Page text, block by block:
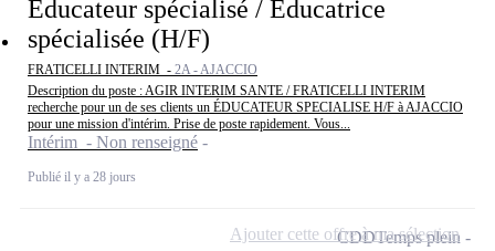
Éducateur spécialisé / Éducatrice
spécialisée (H/F)
FRATICELLI INTERIM - 2A - AJACCIO
Description du poste : AGIR INTERIM SANTE / FRATICELLI INTERIM
recherche pour un de ses clients un ÉDUCATEUR SPECIALISE H/F à AJACCIO
pour une mission d'intérim. Prise de poste rapidement. Vous...
Intérim - Non renseigné
Publié il y a 28 jours
CDDTemps plein
Ajouter cette offre à ma sélection